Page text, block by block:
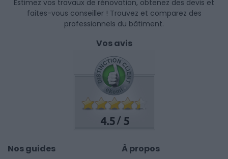
Estimez vos travaux de rénovation, obtenez des devis et
faites-vous conseiller ! Trouvez et comparez des
professionnels du bâtiment.
Vos avis
4.5 /5
Nos guides À propos